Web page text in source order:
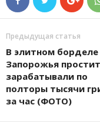
Предыдущая статья
В элитном борделе
Запорожья
зарабатывали по
полторы тысячи
за час (ФОТО)